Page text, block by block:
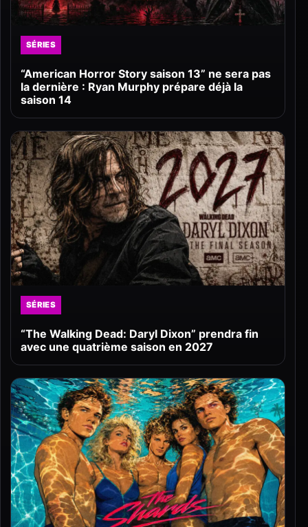
SÉRIES
“American Horror Story saison 13” ne sera pas
la dernière : Ryan Murphy prépare déjà la
saison 14
SÉRIES
“The Walking Dead: Daryl Dixon” prendra fin
avec une quatrième saison en 2027